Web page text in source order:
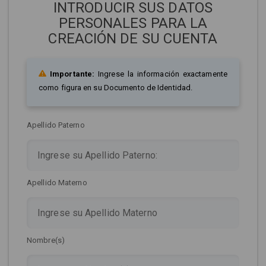
INTRODUCIR SUS DATOS
PERSONALES PARA LA
CREACIÓN DE SU CUENTA
Importante: Ingrese la información exactamente
como figura en su Documento de Identidad.
Apellido Paterno
Apellido Materno
Nombre(s)